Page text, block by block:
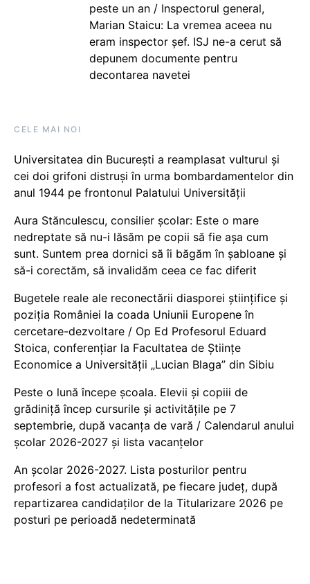
peste un an / Inspectorul general,
Marian Staicu: La vremea aceea nu
eram inspector șef. ISJ ne-a cerut să
depunem documente pentru
decontarea navetei
CELE MAI NOI
Universitatea din București a reamplasat vulturul și
cei doi grifoni distruși în urma bombardamentelor din
anul 1944 pe frontonul Palatului Universității
Aura Stănculescu, consilier școlar: Este o mare
nedreptate să nu-i lăsăm pe copii să fie așa cum
sunt. Suntem prea dornici să îi băgăm în șabloane și
să-i corectăm, să invalidăm ceea ce fac diferit
Bugetele reale ale reconectării diasporei științifice și
poziția României la coada Uniunii Europene în
cercetare-dezvoltare / Op Ed Profesorul Eduard
Stoica, conferențiar la Facultatea de Științe
Economice a Universității „Lucian Blaga” din Sibiu
Peste o lună începe școala. Elevii și copiii de
grădiniță încep cursurile și activitățile pe 7
septembrie, după vacanța de vară / Calendarul anului
școlar 2026-2027 și lista vacanțelor
An școlar 2026-2027. Lista posturilor pentru
profesori a fost actualizată, pe fiecare județ, după
repartizarea candidaților de la Titularizare 2026 pe
posturi pe perioadă nedeterminată